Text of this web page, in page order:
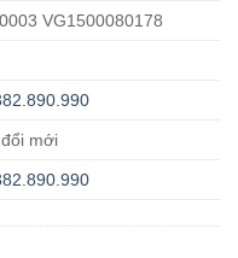
VG1500080178
mới